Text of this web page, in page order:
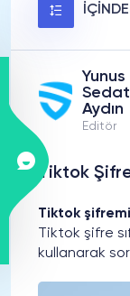
Yunus
Sedat
Aydın
Editör
Tiktok
Tiktok
Tiktok şifre
kullanarak